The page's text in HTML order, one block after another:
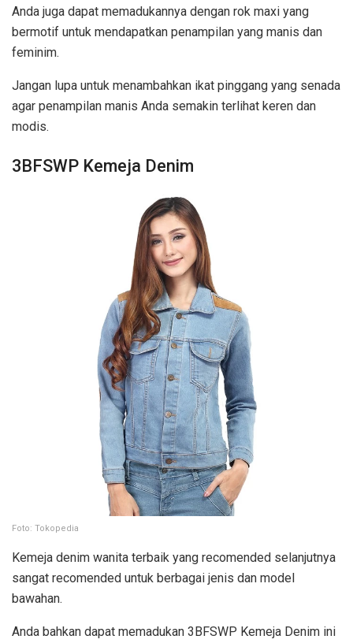
Anda juga dapat memadukannya dengan rok maxi yang
bermotif untuk mendapatkan penampilan yang manis dan
feminim.
Jangan lupa untuk menambahkan ikat pinggang yang senada
agar penampilan manis Anda semakin terlihat keren dan
modis.
3BFSWP Kemeja Denim
Foto: Tokopedia
Kemeja denim wanita terbaik yang recomended selanjutnya
sangat recomended untuk berbagai jenis dan model
bawahan.
Anda bahkan dapat memadukan 3BFSWP Kemeja Denim ini